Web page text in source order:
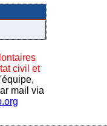
civil et
mail via